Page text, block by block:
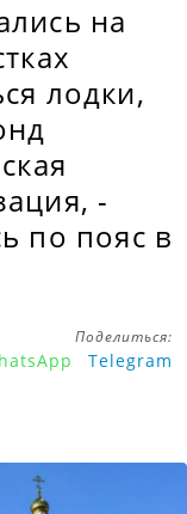
на
лодки,
-
по пояс в
Поделиться:
Telegram